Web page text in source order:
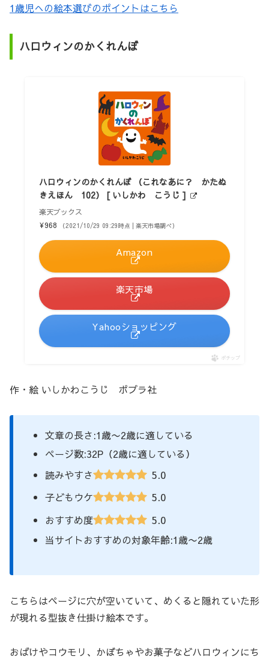
1歳児への絵本選びのポイントはこちら
ハロウィンのかくれんぼ
ハロウィンのかくれんぼ （これなあに？ かたぬ
きえほん 102） [ いしかわ こうじ ]
楽天ブックス
¥968
（2021/10/29 09:29時点 | 楽天市場調べ）
Amazon
楽天市場
Yahooショッピング
ポチップ
作・絵 いしかわこうじ ポプラ社
文章の長さ:1歳〜2歳に適している
ページ数:32P（2歳に適している）
読みやすさ
5.0
子どもウケ 5.0
おすすめ度 5.0
当サイトおすすめの対象年齢:1歳〜2歳
こちらはページに穴が空いていて、めくると隠れていた形
が現れる型抜き仕掛け絵本です。
おばけやコウモリ、かぼちゃやお菓子などハロウィンにち